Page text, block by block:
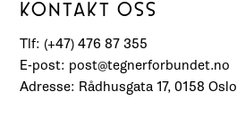
KONTAKT OSS
Tlf: (+47) 476 87 355
E-post: post@tegnerforbundet.no
Adresse: Rådhusgata 17, 0158 Oslo